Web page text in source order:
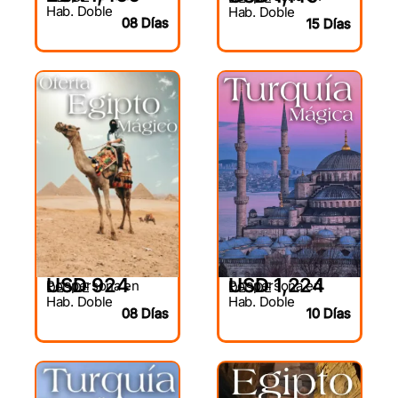
Hab. Doble
08 Días
Hab. Doble
15 Días
DESDE
USD 924
Por persona en
Hab. Doble
08 Días
DESDE
USD 1,224
Por persona en
Hab. Doble
10 Días